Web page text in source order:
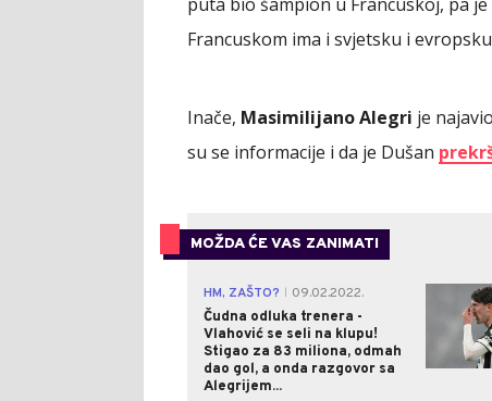
Francuskom ima i svjetsku i
Inače, Masimilijano Alegri je
su se informacije i da je Dušan
MOŽDA ĆE VAS ZANIMATI
HM, ZAŠTO?
09.02.2022.
Čudna odluka trenera -
Vlahović se seli na klupu!
Stigao za 83 miliona, odmah
dao gol, a onda razgovor sa
Alegrijem...